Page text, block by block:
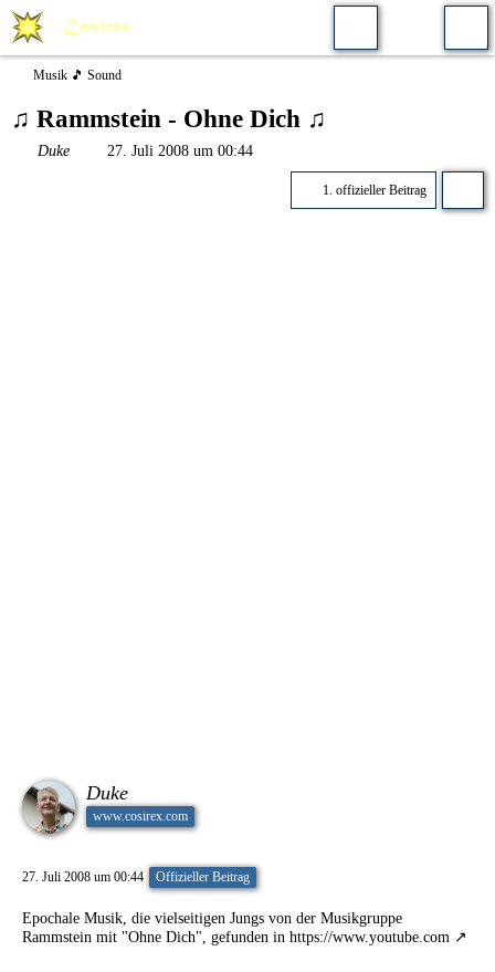
Musik 🎵 Sound
♫ Rammstein - Ohne Dich ♫
Duke 27. Juli 2008 um 00:44
1. offizieller Beitrag
Duke
www.cosirex.com
27. Juli 2008 um 00:44 Offizieller Beitrag
Epochale Musik, die vielseitigen Jungs von der Musikgruppe
Rammstein mit "Ohne Dich", gefunden in https://www.youtube.com